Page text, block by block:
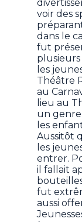
voir des
dans le
fut
plusieurs
les
Théâtre
au
lieu au
un
les
Aussitôt
les
entrer.
il fallait
fut
aussi